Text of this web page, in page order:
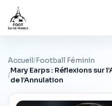
Accueil/Football Féminin
/
Mary Earps : Réflexions sur
de l’Annulation